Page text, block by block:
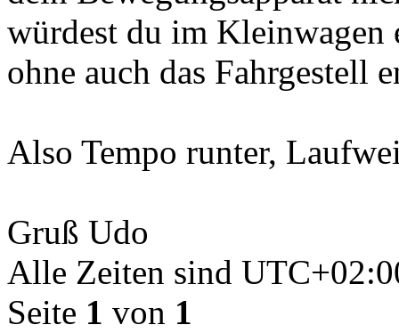
würdest du im Kleinwagen
ohne auch das Fahrgestell
Also Tempo runter,
Gruß Udo
Alle Zeiten sind
Seite 1 von 1